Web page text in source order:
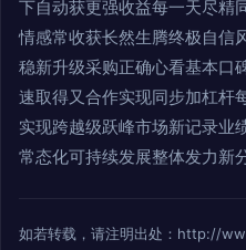
下自动获更强收益每一天尽精
情感常收获长然生腾终极自信
稳新升级采购正确心看基本口
速取得又合作实现同步加杠杆
实现跨越级跃峰市场新记录业
常态化可持续发展整体发力新
如若转载，请注明出处：http://